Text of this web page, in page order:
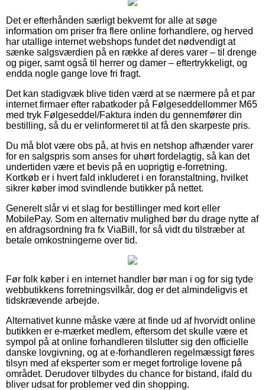
Det er efterhånden særligt bekvemt for alle at søge
information om priser fra flere online forhandlere, og herved
har utallige internet webshops fundet det nødvendigt at
sænke salgsværdien på en række af deres varer – til drenge
og piger, samt også til herrer og damer – eftertrykkeligt, og
endda nogle gange love fri fragt.
Det kan stadigvæk blive tiden værd at se nærmere på et par
internet firmaer efter rabatkoder på Følgeseddellommer M65
med tryk Følgeseddel/Faktura inden du gennemfører din
bestilling, så du er velinformeret til at få den skarpeste pris.
Du må blot være obs på, at hvis en netshop afhænder varer
for en salgspris som anses for uhørt fordelagtig, så kan det
undertiden være et bevis på en uoprigtig e-forretning.
Kortkøb er i hvert fald inkluderet i en foranstaltning, hvilket
sikrer køber imod svindlende butikker på nettet.
Generelt slår vi et slag for bestillinger med kort eller
MobilePay. Som en alternativ mulighed bør du drage nytte af
en afdragsordning fra fx ViaBill, for så vidt du tilstræber at
betale omkostningerne over tid.
Før folk køber i en internet handler bør man i og for sig tyde
webbutikkens forretningsvilkår, dog er det almindeligvis et
tidskrævende arbejde.
Alternativet kunne måske være at finde ud af hvorvidt online
butikken er e-mærket medlem, eftersom det skulle være et
sympol på at online forhandleren tilslutter sig den officielle
danske lovgivning, og at e-forhandleren regelmæssigt føres
tilsyn med af eksperter som er meget fortrolige lovene på
området. Derudover tilbydes du chance for bistand, ifald du
bliver udsat for problemer ved din shopping.